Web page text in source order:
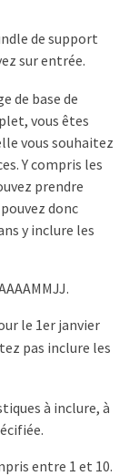
de support
sur entrée.
de base de
vous êtes
vous souhaitez
Y compris les
prendre
donc
y inclure les
le 1er janvier
pas inclure les
à inclure, à
entre 1 et 10.